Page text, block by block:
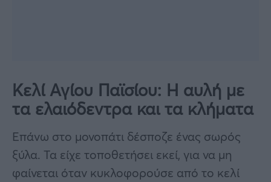
Κελί Αγίου Παϊσίου: Η αυλή με
τα ελαιόδεντρα και τα κλήματα
Επάνω στο μονοπάτι δέσποζε ένας σωρός
ξύλα. Τα είχε τοποθετήσει εκεί, για να μη
φαίνεται όταν κυκλοφορούσε από το κελί